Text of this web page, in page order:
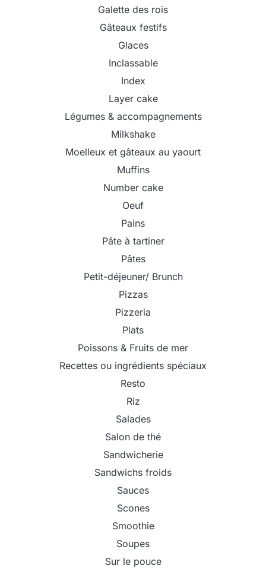
Galette des rois
Gâteaux festifs
Glaces
Inclassable
Index
Layer cake
Légumes & accompagnements
Milkshake
Moelleux et gâteaux au yaourt
Muffins
Number cake
Oeuf
Pains
Pâte à tartiner
Pâtes
Petit-déjeuner/ Brunch
Pizzas
Pizzeria
Plats
Poissons & Fruits de mer
Recettes ou ingrédients spéciaux
Resto
Riz
Salades
Salon de thé
Sandwicherie
Sandwichs froids
Sauces
Scones
Smoothie
Soupes
Sur le pouce